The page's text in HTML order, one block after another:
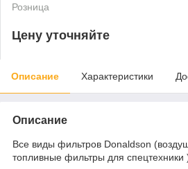
Розница
Цену уточняйте
Описание Характеристики
Описание
Все виды фильтров Donaldson
топливные фильтры для спецтехники